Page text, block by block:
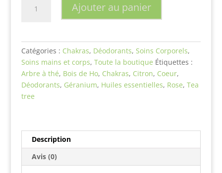
Chakra
Cœur
Ajouter au panier
Catégories : Chakras, Déodorants, Soins Corporels,
Soins mains et corps, Toute la boutique Étiquettes :
Arbre à thé, Bois de Ho, Chakras, Citron, Coeur,
Déodorants, Géranium, Huiles essentielles, Rose, Tea
tree
Description
Avis (0)